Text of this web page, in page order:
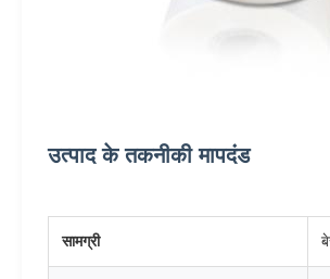
उत्पाद के तकनीकी मापदंड
सामग्री